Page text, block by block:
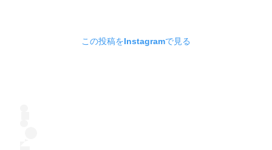
この投稿をInstagramで見る